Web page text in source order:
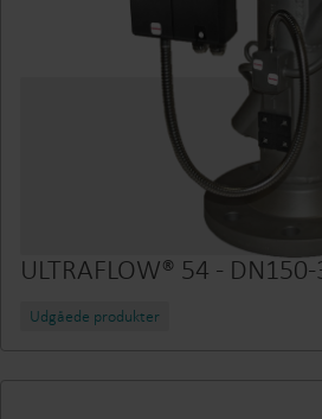
ULTRAFLOW® 54 -
Udgåede produkter